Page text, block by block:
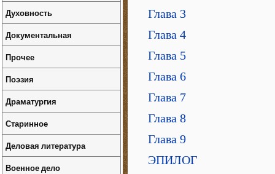
Глава 3
Глава 4
Глава 5
Глава 6
Глава 7
Глава 8
Глава 9
ЭПИЛОГ
Духовность
Документальная
Прочее
Поэзия
Драматургия
Старинное
Деловая литература
Военное дело